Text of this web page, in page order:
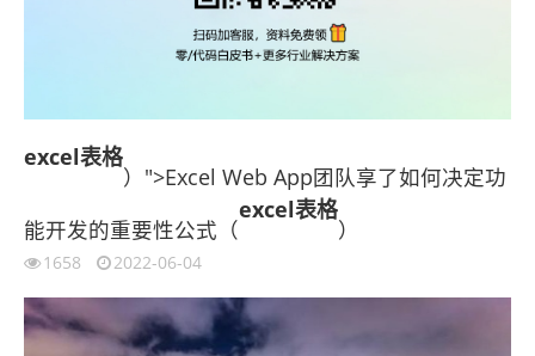
excel表格
）">Excel Web App团队享了如何决定功
能开发的重要性公式（
excel表格
）
1658 2022-06-04